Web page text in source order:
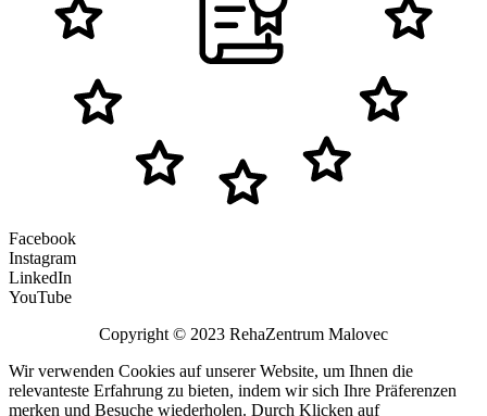
Facebook
Instagram
LinkedIn
YouTube
Copyright © 2023 RehaZentrum Malovec
Wir verwenden Cookies auf unserer Website, um Ihnen die
relevanteste Erfahrung zu bieten, indem wir sich Ihre Präferenzen
merken und Besuche wiederholen. Durch Klicken auf